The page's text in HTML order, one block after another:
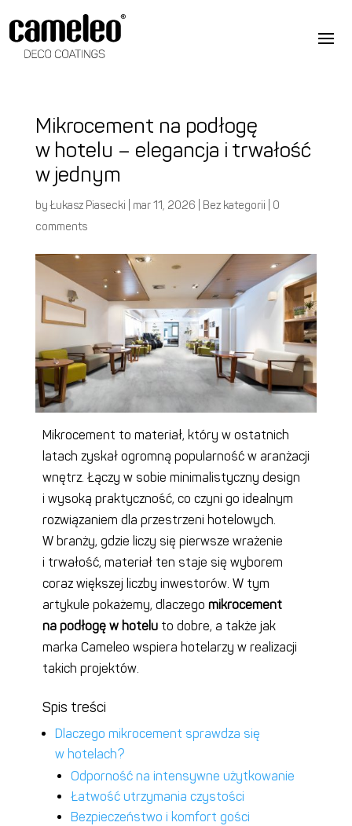
Mikrocement na podłogę
w hotelu – elegancja i trwałość
w jednym
byŁukasz Piasecki mar 11, 2026 Bez kategorii
0
comments
Mikrocement to materiał, który w ostatnich
latach zyskał ogromną popularność w aranżacji
wnętrz. Łączy w sobie minimalistyczny design
i wysoką praktyczność, co czyni go idealnym
rozwiązaniem dla przestrzeni hotelowych.
W branży, gdzie liczy się pierwsze wrażenie
i trwałość, materiał ten staje się wyborem
coraz większej liczby inwestorów. W tym
artykule pokażemy, dlaczego mikrocement
na podłogę w hoteluto dobre, a także jak
marka Cameleo wspiera hotelarzy w realizacji
takich projektów.
Spis treści
Dlaczego mikrocement sprawdza się
w hotelach?
Odporność na intensywne użytkowanie
Łatwość utrzymania czystości
Bezpieczeństwo i komfort gości